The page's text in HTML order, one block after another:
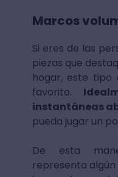
Marcos
Si eres de las
piezas que
hogar, este
favorito.
instantáneas
pueda jugar un
De esta
representa